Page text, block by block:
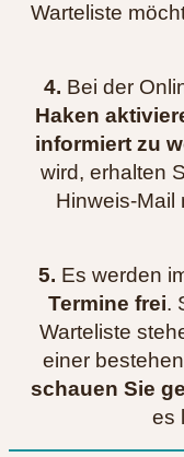
Warteliste
4. Bei der
Haken
informiert zu
wird, erhalten
Hinweis-Mail
5. Es werden
Termine frei.
Warteliste
einer
schauen Sie
es